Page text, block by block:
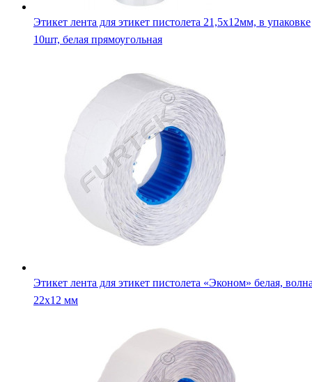
Этикет лента для этикет пистолета 21,5х12мм, в упаковке
10шт, белая прямоугольная
Этикет лента для этикет пистолета «Эконом» белая,
22х12 мм